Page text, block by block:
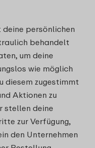
persönlichen
behandelt
um deine
wie möglich
diesem zugestimmt
Aktionen zu
stellen deine
zur Verfügung,
den Unternehmen